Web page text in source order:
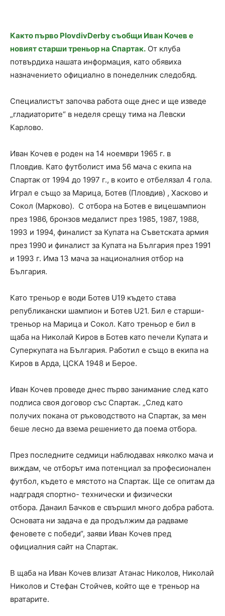
Както първо PlovdivDerby съобщи Иван Кочев е
новият старши треньор на Спартак. От клуба
потвърдиха нашата информация, като обявиха
назначението официално в понеделник следобяд.
Специалистът започва работа още днес и ще изведе
„гладиаторите“ в неделя срещу тима на Левски
Карлово.
Иван Кочев е роден на 14 ноември 1965 г. в
Пловдив. Като футболист има 56 мача с екипа на
Спартак от 1994 до 1997 г., в които е отбелязал 4 гола.
Играл е също за Марица, Ботев (Пловдив) , Хасково и
Сокол (Марково). С отбора на Ботев е вицешампион
през 1986, бронзов медалист през 1985, 1987, 1988,
1993 и 1994, финалист за Купата на Съветската армия
през 1990 и финалист за Купата на България през 1991
и 1993 г. Има 13 мача за националния отбор на
България.
Като треньор е води Ботев U19 където става
републикански шампион и Ботев U21. Бил е старши-
треньор на Марица и Сокол. Като треньор е бил в
щаба на Николай Киров в Ботев като печели Купата и
Суперкупата на България. Работил е също в екипа на
Киров в Арда, ЦСКА 1948 и Берое.
Иван Кочев проведе днес първо занимание след като
подписа своя договор със Спартак. „След като
получих покана от ръководството на Спартак, за мен
беше лесно да взема решението да поема отбора.
През последните седмици наблюдавах няколко мача и
виждам, че отборът има потенциал за професионален
футбол, където е мястото на Спартак. Ще се опитам да
надградя спортно- технически и физически
отбора. Данаил Бачков е свършил много добра работа.
Основата ни задача е да продължим да радваме
феновете с победи“, заяви Иван Кочев пред
официалния сайт на Спартак.
В щаба на Иван Кочев влизат Атанас Николов, Николай
Николов и Стефан Стойчев, който ще е треньор на
вратарите.